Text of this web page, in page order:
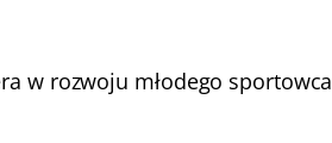
w rozwoju młodego sportowca